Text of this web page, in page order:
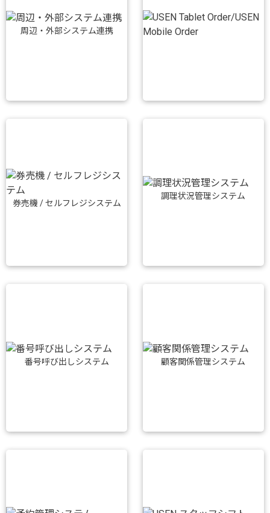
周辺・外部システム連携
券売機 / セルフレジシステム
調理状況管理システム
番号呼び出しシステム 顧客関係管理システム